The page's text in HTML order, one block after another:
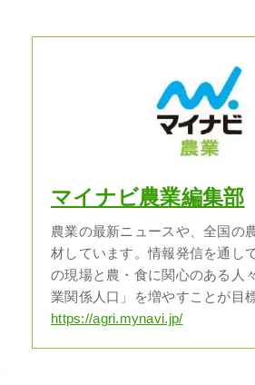
マイナビ農業編集部
農業の最新ニュースや、全国の
材しています。情報発信を通し
の現場と農・食に関心のある人
業関係人口」を増やすことが目標
https://agri.mynavi.jp/